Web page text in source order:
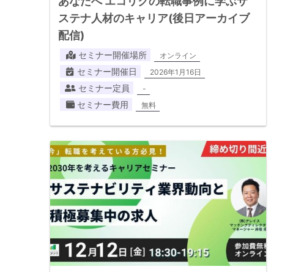
ステナ人材のキャリア(後日アーカイブ
配信)
セミナー開催場所 オンライン
セミナー開催日 2026年1月16日
セミナー定員 -
セミナー費用 無料